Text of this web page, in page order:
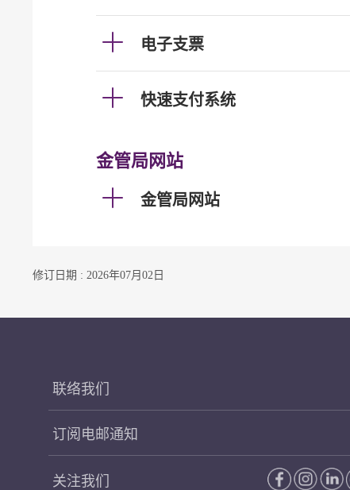
电子支票
快速支付系统
金管局网站
金管局网站
修订日期 : 2026年07月02日
联络我们
订阅电邮通知
关注我们